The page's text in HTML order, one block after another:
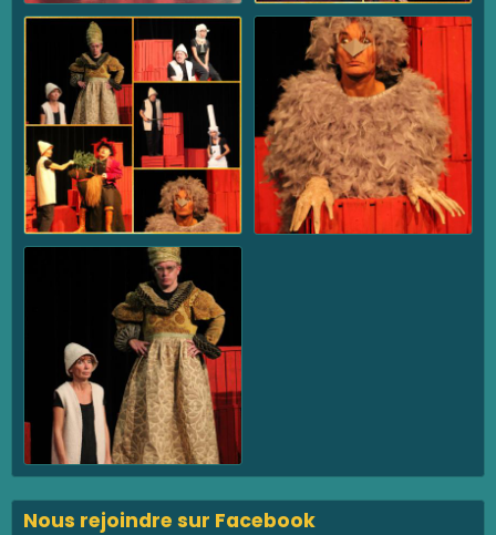
Nous rejoindre sur Facebook